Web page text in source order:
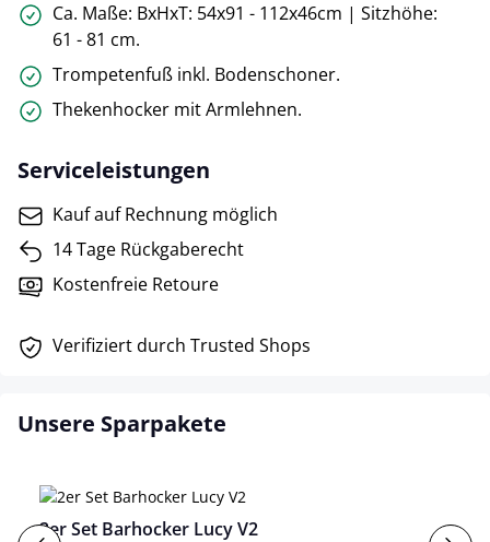
Ca. Maße: BxHxT: 54x91 - 112x46cm | Sitzhöhe:
61 - 81 cm.
Trompetenfuß inkl. Bodenschoner.
Thekenhocker mit Armlehnen.
Serviceleistungen
Kauf auf Rechnung möglich
14 Tage Rückgaberecht
Kostenfreie Retoure
Verifiziert durch Trusted Shops
Unsere Sparpakete
2er Set Barhocker Lucy V2